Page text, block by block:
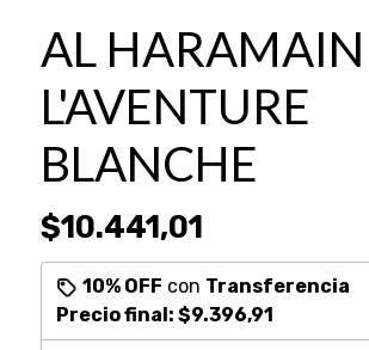
AL
L'AVENTURE
BLANCHE
$10.441,01
10% OFF con Transferencia
Precio final: $9.396,91